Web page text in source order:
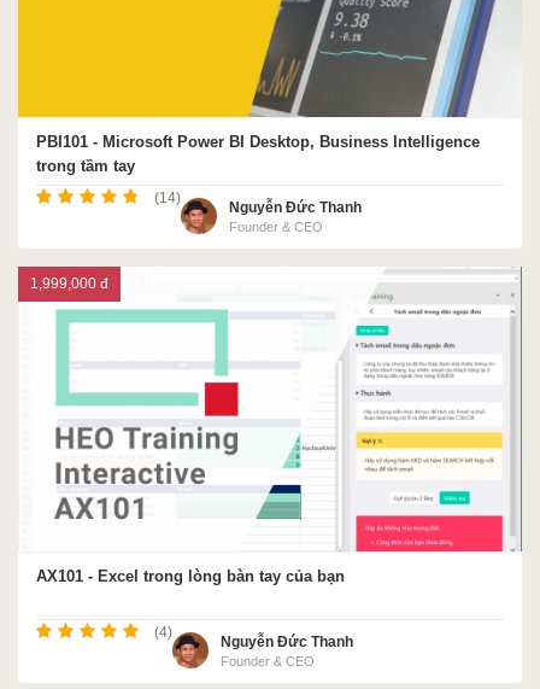
PBI101 - Microsoft Power BI Desktop, Business Intelligence
trong tầm tay
(14)
Nguyễn Đức Thanh
Founder & CEO
AX101 - Excel trong lòng bàn tay của bạn
(4)
Nguyễn Đức Thanh
Founder & CEO
1,999,000 đ